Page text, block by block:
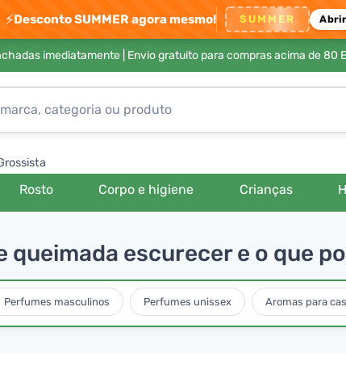
⚡Desconto SUMMER agora mesmo! SUMMER
imediatamente | Envio gratuito para compras acima de 80
Rosto Corpo e higiene Crianças
queimada escurecer e o que
Perfumes masculinos Perfumes unissex Aromas para